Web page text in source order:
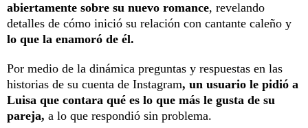
abiertamente sobre su nuevo romance, revelando
detalles de cómo inició su relación con cantante caleño y
lo que la enamoró de él.
Por medio de la dinámica preguntas y respuestas en las
historias de su cuenta de Instagram, un usuario le pidió a
Luisa que contara qué es lo que más le gusta de su
pareja, a lo que respondió sin problema.